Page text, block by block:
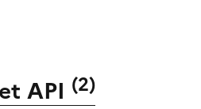
API (2)